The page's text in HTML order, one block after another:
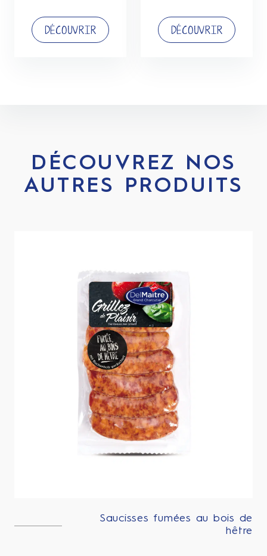
DÉCOUVRIR DÉCOUVRIR
DÉCOUVREZ NOS
AUTRES PRODUITS
Saucisses fumées au bois de
hêtre